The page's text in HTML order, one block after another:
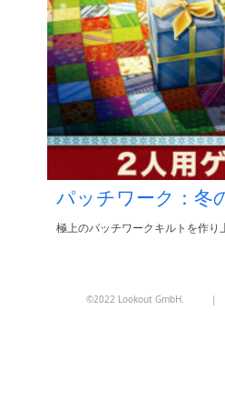
パッチワーク：冬
極上のパッチワークキルトを作り
©2022 Lookout GmbH. |